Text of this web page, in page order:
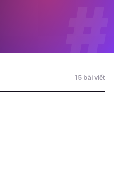
#
15 bài viết